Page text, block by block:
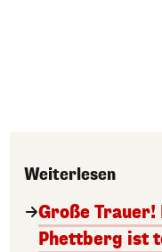
Weiterlesen
Große Trauer!
Phettberg ist